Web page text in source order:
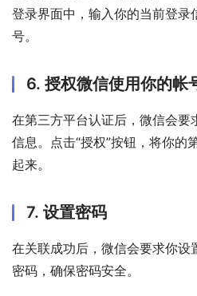
登录界面中，输入你的当前登录
号。
6. 授权微信使用你的帐
在第三方平台认证后，微信会要
信息。点击“授权”按钮，将你的
起来。
7. 设置密码
在关联成功后，微信会要求你设
密码，确保密码安全。